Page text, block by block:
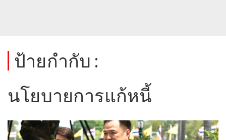
ป้ายกำกับ :
นโยบายการแก้หนี้